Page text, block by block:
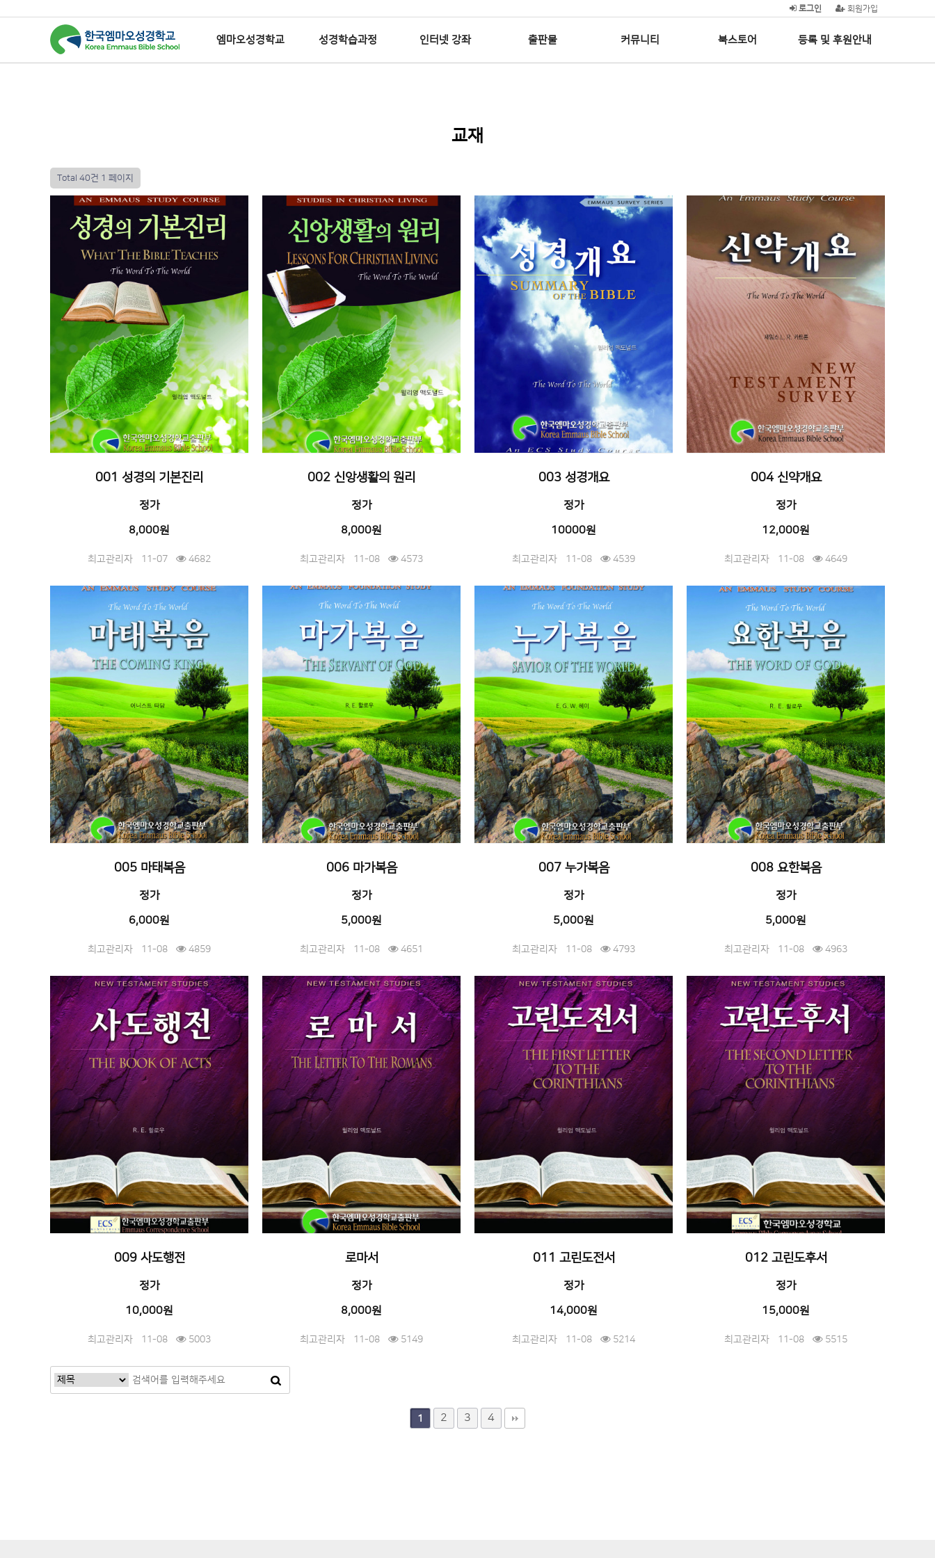
회원가입
로그인
엠마오성경학교 성경학습과정
하위분류
인터넷 강좌
하위분류
출판물
하위분류
커뮤니티
하위분류
북스토어
하위분류
등록 및 후원안내
하위분류
교재
Total 40건 1 페이지
001 성경의 기본진리
정가
8,000원
최고관리자 11-07 4682
002 신앙생활의 원리
정가
8,000원
최고관리자 11-08 4573
003 성경개요
정가
10000원
최고관리자 11-08 4539
004 신약개요
정가
12,000원
최고관리자 11-08 4649
005 마태복음
정가
6,000원
최고관리자 11-08 4859
006 마가복음
정가
5,000원
최고관리자 11-08 4651
007 누가복음
정가
5,000원
최고관리자 11-08 4793
008 요한복음
정가
5,000원
최고관리자 11-08 4963
009 사도행전
정가
10,000원
최고관리자 11-08 5003
로마서
정가
8,000원
최고관리자 11-08 5149
011 고린도전서
정가
14,000원
최고관리자 11-08 5214
012 고린도후서
정가
15,000원
최고관리자 11-08 5515
1 2 3 4